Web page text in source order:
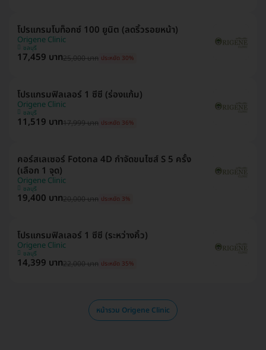
โปรแกรมโบท็อกซ์ 100 ยูนิต (ลดริ้วรอยหน้า)
Origene Clinic
ชลบุรี
17,459 บาท25,000 บาท ประหยัด 30%
โปรแกรมฟิลเลอร์ 1 ซีซี (ร่องแก้ม)
Origene Clinic
ชลบุรี
11,519 บาท17,999 บาท ประหยัด 36%
คอร์สเลเซอร์ Fotona 4D กำจัดขนไซส์ S 5 ครั้ง
(เลือก 1 จุด)
Origene Clinic
ชลบุรี
19,400 บาท20,000 บาท ประหยัด 3%
โปรแกรมฟิลเลอร์ 1 ซีซี (ระหว่างคิ้ว)
Origene Clinic
ชลบุรี
14,399 บาท22,000 บาท ประหยัด 35%
หน้ารวม Origene Clinic